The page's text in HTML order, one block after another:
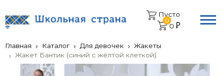
Пусто
0
0
Главная Каталог Для девочек
Жакеты
Жакет Бантик (синий с жёлтой клеткой)